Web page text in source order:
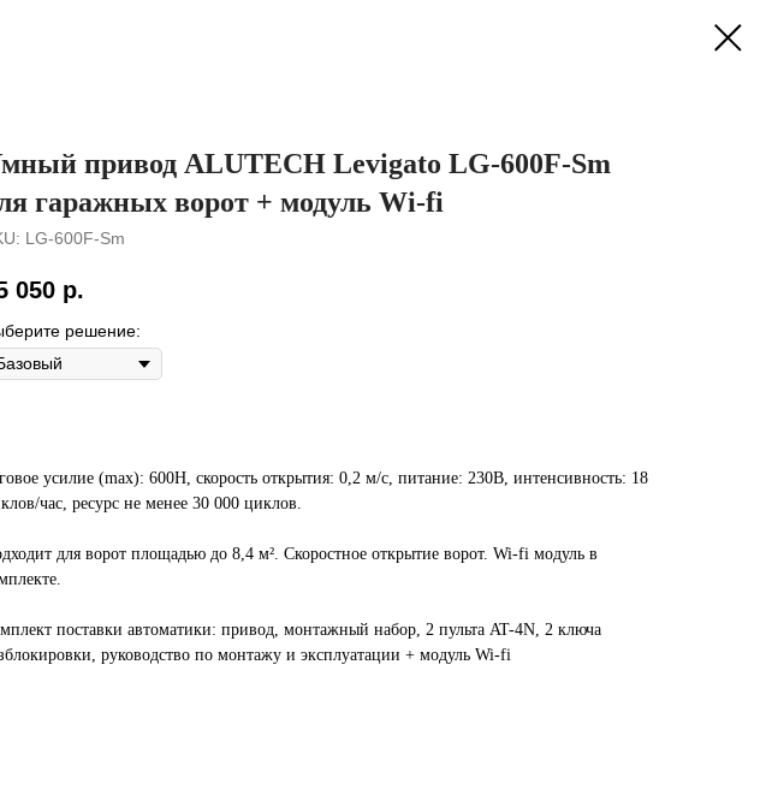
привод ALUTECH Levigato LG‑600F‑Sm
гаражных ворот + модуль Wi‑fi
LG‑600F‑Sm
050 р.
решение:
усилие (max): 600Н, скорость открытия: 0,2 м/с, питание: 230В, интенсивность: 18
час, ресурс не менее 30 000 циклов.
для ворот площадью до 8,4 м². Скоростное открытие ворот. Wi-fi модуль в
поставки автоматики: привод, монтажный набор, 2 пульта AT-4N, 2 ключа
руководство по монтажу и эксплуатации + модуль Wi‑fi